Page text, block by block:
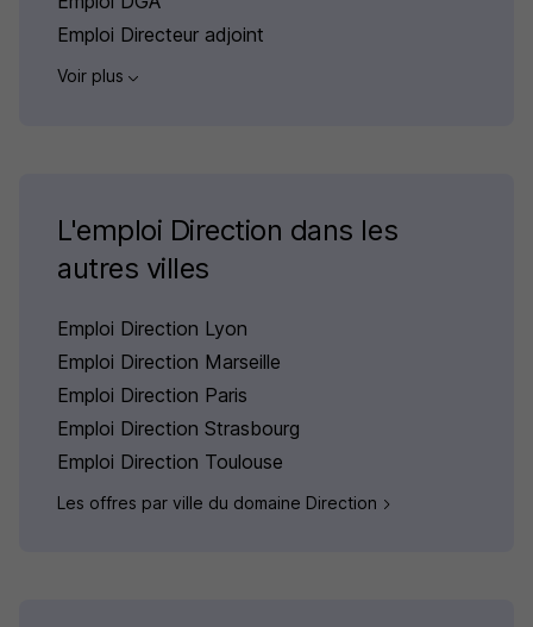
Emploi Directeur adjoint
Voir plus
L'emploi Direction dans les
autres villes
Emploi Direction Lyon
Emploi Direction Marseille
Emploi Direction Paris
Emploi Direction Strasbourg
Emploi Direction Toulouse
Les offres par ville du domaine Direction